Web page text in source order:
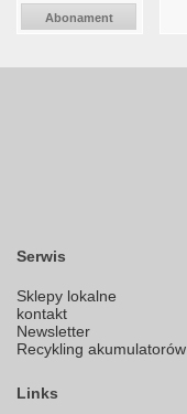
Abonament
Serwis
Sklepy lokalne
kontakt
Newsletter
Recykling akumulatorów
Links